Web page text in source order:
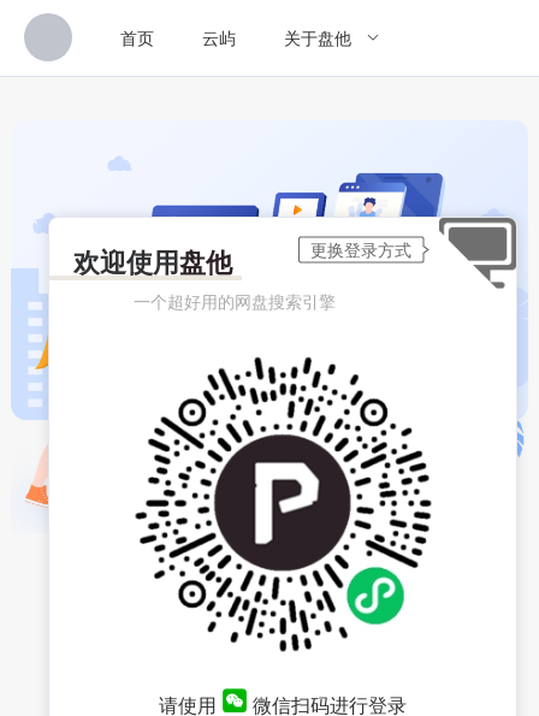
首页 云屿 关于盘他
欢迎使用盘他
一个超好用的网盘搜索引擎
请使用 微信扫码进行登录